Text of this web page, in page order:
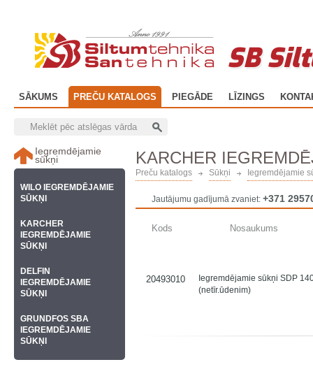
SB
SĀKUMS PREČU KATALOGS PIEGĀDE LĪZINGS
KARCHER
Preču katalogs Sūkņi Iegremdējamie
Jautājumu gadījumā zvaniet: +371
Kods Nosaukums
20493010
Iegremdējamie sūkņi SDP
(netīr.ūdenim)
Iegremdējamie
sūkņi
WILO IEGREMDĒJAMIE
SŪKŅI
KARCHER
IEGREMDĒJAMIE
SŪKŅI
DELFIN
IEGREMDĒJAMIE
SŪKŅI
GRUNDFOS SBA
IEGREMDĒJAMIE
SŪKŅI